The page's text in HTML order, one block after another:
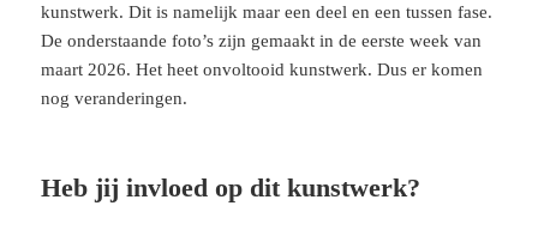
kunstwerk. Dit is namelijk maar een deel en een tussen fase.
De onderstaande foto’s zijn gemaakt in de eerste week van
maart 2026. Het heet onvoltooid kunstwerk. Dus er komen
nog veranderingen.
Heb jij invloed op dit kunstwerk?